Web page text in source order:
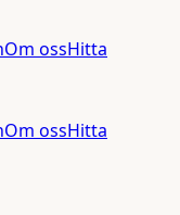
Om ossHitta
Om ossHitta